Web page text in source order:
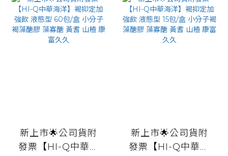
新上市🌟公司貨附
發票【HI-Q中華海
新上市🌟公司貨附
發票【HI-Q中華海